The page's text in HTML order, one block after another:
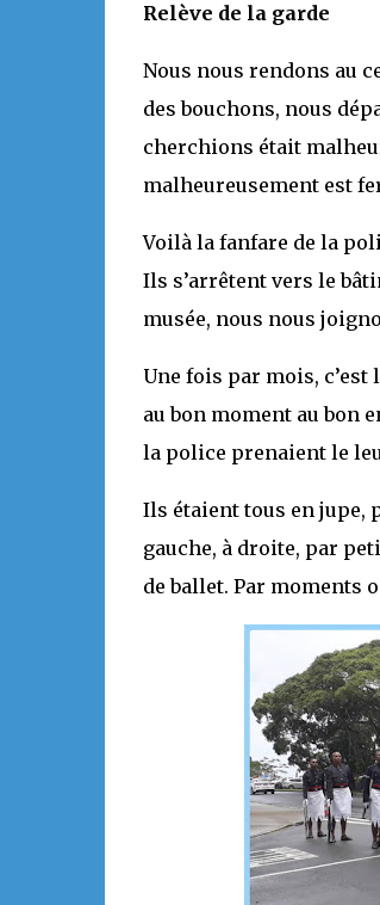
Relève de la garde
Nous nous rendons au
des bouchons, nous
cherchions était
malheureusement est
Voilà la fanfare de la
Ils s’arrêtent vers le
musée, nous nous
Une fois par mois,
au bon moment au bon
la police prenaient le
Ils étaient tous en jupe,
gauche, à droite, par
de ballet. Par moments